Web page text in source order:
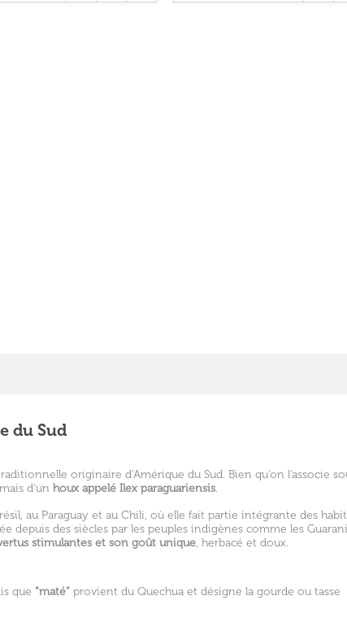
du Sud
originaire d’Amérique du Sud. Bien qu’on l’associe
d’un houx appelé Ilex paraguariensis.
au Paraguay et au Chili, où elle fait partie intégrante des
des siècles par les peuples indigènes comme les
stimulantes et son goût unique, herbacé et doux.
que “maté” provient du Quechua et désigne la gourde ou tasse